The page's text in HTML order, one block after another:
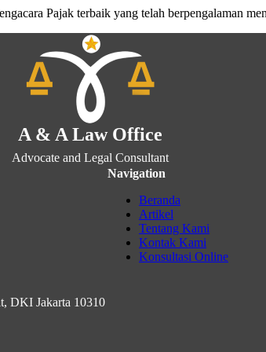
Pajak terbaik yang telah berpengalaman
A & A Law Office
Advocate and Legal Consultant
Navigation
Beranda
Artikel
Tentang Kami
Kontak Kami
Konsultasi Online
DKI Jakarta 10310